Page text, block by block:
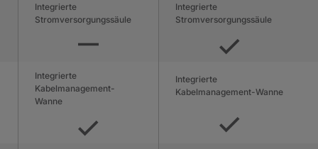
Integrierte
Stromversorgungssäule
Integrierte
Stromversorgungssäule
Integrierte
Kabelmanagement-
Wanne
Integrierte
Kabelmanagement-Wanne